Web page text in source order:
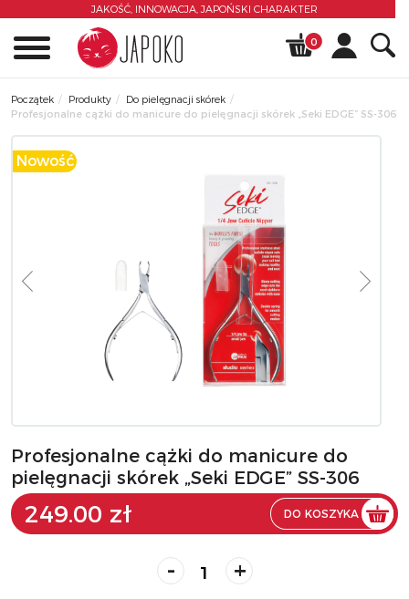
JAKOŚĆ, INNOWACJA, JAPOŃSKI CHARAKTER
0
Początek Produkty
Do pielęgnacji skórek
Profesjonalne cążki do manicure do pielęgnacji skórek „Seki EDGE” SS-306
Nowość
Profesjonalne cążki do manicure do
pielęgnacji skórek „Seki EDGE” SS-306
249.00 zł DO KOSZYKA
- +